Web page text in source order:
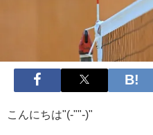
こんにちは"(-""-)"